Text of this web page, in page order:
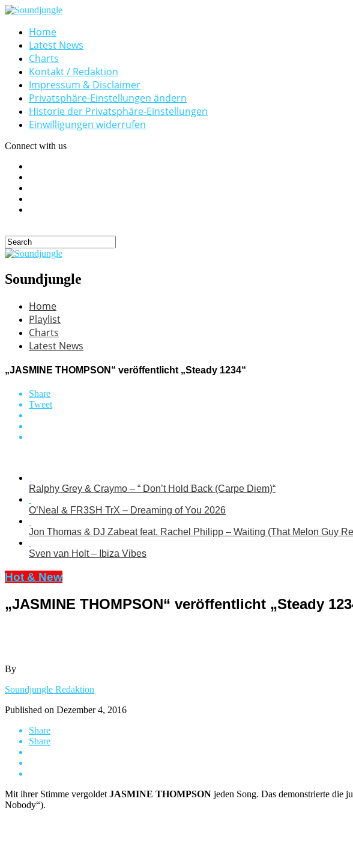
Home
Latest News
Charts
Kontakt / Redaktion
Impressum & Disclaimer
Privatsphäre-Einstellungen ändern
Historie der Privatsphäre-Einstellungen
Einwilligungen widerrufen
Connect with us
Soundjungle
Home
Playlist
Charts
Latest News
„JASMINE THOMPSON“ veröffentlicht „Steady 1234“
Share
Tweet
Ralphy Grey & Craymo – “ Don’t Hold Back (Carpe Diem)“
O’Neal & FR3SH TrX – Dreaming of You 2026
Jon Thomas & DJ Zabeat feat. Rachel Philipp – Waiting (That Melon Guy
Sven van Holt – Ibiza Vibes
Hot & New
„JASMINE THOMPSON“ veröffentlicht „Steady
By
Soundjungle Redaktion
Published on Dezember 4, 2016
Share
Share
Mit ihrer Stimme vergoldet JASMINE THOMPSON jeden Song. Das demonstrierte die
Nobody“).